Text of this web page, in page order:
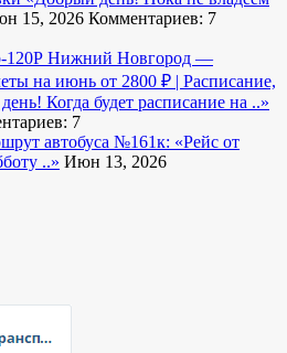
15, 2026 Комментариев: 7
120Р Нижний Новгород —
на июнь от 2800 ₽ | Расписание,
Когда будет расписание на ..»
7
автобуса №161к: «Рейс от
..» Июн 13, 2026